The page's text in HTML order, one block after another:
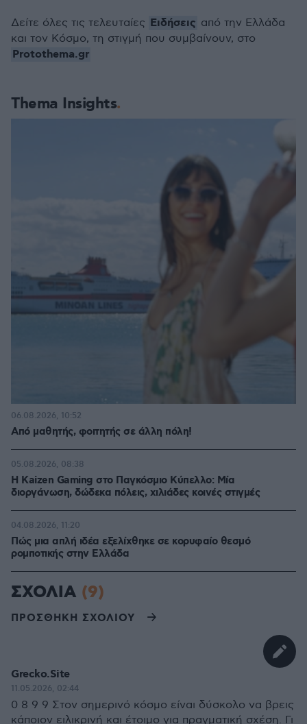
Thema Insights
Από μαθητής, φοιτητής σε άλλη πόλη!
06.08.2026, 10:52
H Kaizen Gaming στο Παγκόσμιο Kύπελλο: Μία
διοργάνωση, δώδεκα πόλεις, χιλιάδες κοινές στιγμές
05.08.2026, 08:38
Πώς μια απλή ιδέα εξελίχθηκε σε κορυφαίο θεσμό
ρομποτικής στην Ελλάδα
04.08.2026, 11:20
Δείτε όλες τις τελευταίες Ειδήσεις από την Ελλάδα
και τον Κόσμο, τη στιγμή που συμβαίνουν, στο
Protothema.gr
ΣΧΟΛΙΑ (9)
ΠΡΟΣΘΗΚΗ ΣΧΟΛΙΟΥ
Grecko.Site
11.05.2026, 02:44
0 8 9 9 Στον σημερινό κόσμο είναι δύσκολο να βρεις
κάποιον ειλικρινή και έτοιμο για πραγματική σχέση. Γι